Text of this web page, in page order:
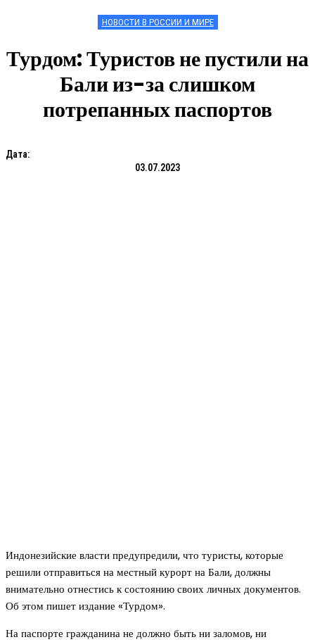
НОВОСТИ В РОССИИ И МИРЕ
Турдом: Туристов не пустили на
Бали из-за слишком
потрепанных паспортов
Дата:
03.07.2023
Индонезийские власти предупредили, что туристы, которые
решили отправиться на местный курорт на Бали, должны
внимательно отнестись к состоянию своих личных документов.
Об этом пишет издание «Турдом».
На паспорте гражданина не должно быть ни заломов, ни